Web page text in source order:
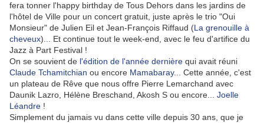
fera tonner l'happy birthday de Tous Dehors dans les jardins de
l'hôtel de Ville pour un concert gratuit, juste après le trio "Oui
Monsieur" de Julien Eil et Jean-François Riffaud (La grenouille à
cheveux)... Et continue tout le week-end, avec le feu d'artifice du
Jazz à Part Festival !
On se souvient de l'édition de l'année dernière qui avait réuni
Claude Tchamitchian ou encore Mamabaray... Cette année, c'est
un plateau de Rêve que nous offre Pierre Lemarchand avec
Daunik Lazro, Hélène Breschand, Akosh S ou encore... Joelle
Léandre !
Simplement du jamais vu dans cette ville depuis 30 ans, que je